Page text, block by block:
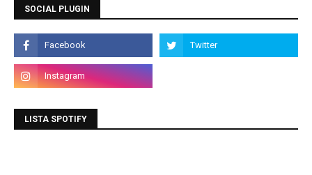
SOCIAL PLUGIN
LISTA SPOTIFY